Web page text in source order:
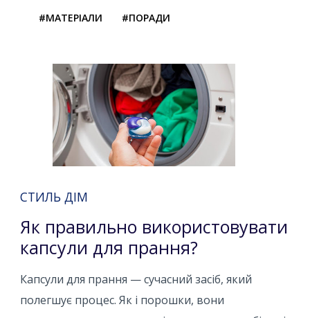
#МАТЕРІАЛИ #ПОРАДИ
СТИЛЬ ДІМ
Як правильно використовувати
капсули для прання?
Капсули для прання — сучасний засіб, який
полегшує процес. Як і порошки, вони